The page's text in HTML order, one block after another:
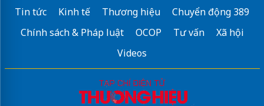
Tin tức Kinh tế Thương hiệu
Chuyển động 389
Chính sách & Pháp luật
OCOP Tư vấn
Xã hội
Videos